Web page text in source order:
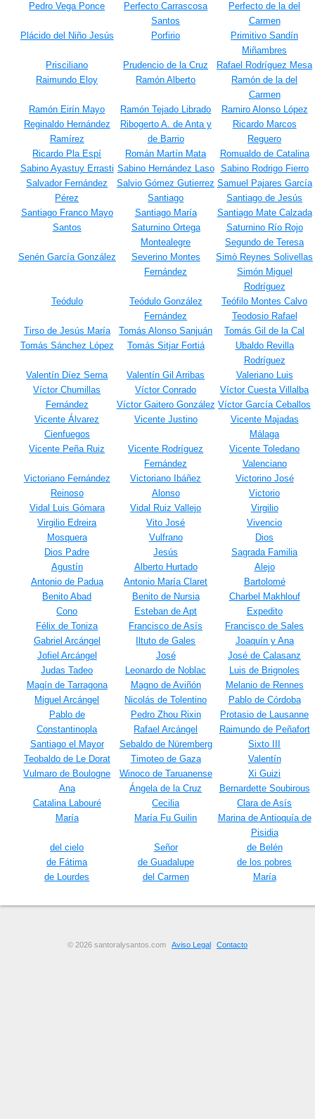
Pedro Vega Ponce
Perfecto Carrascosa
Santos
Perfecto de la del
Carmen
Plácido del Niño Jesús
Porfirio
Primitivo Sandín
Miñambres
Prisciliano
Prudencio de la Cruz
Rafael Rodríguez Mesa
Raimundo Eloy
Ramón Alberto
Ramón de la del
Carmen
Ramón Eirín Mayo
Ramón Tejado Librado
Ramiro Alonso López
Reginaldo Hernández
Ramírez
Ribogerto A. de Anta y
de Barrio
Ricardo Marcos
Reguero
Ricardo Pla Espí
Román Martín Mata
Romualdo de Catalina
Sabino Ayastuy Errasti Sabino Hernández Laso
Sabino Rodrigo Fierro
Salvador Fernández
Pérez
Salvio Gómez Gutierrez Samuel Pajares García
Santiago
Santiago de Jesús
Santiago Franco Mayo
Santiago María
Santiago Mate Calzada
Santos
Saturnino Ortega
Montealegre
Saturnino Río Rojo
Segundo de Teresa
Senén García González
Severino Montes
Fernández
Simò Reynes Solivellas
Simón Miguel
Rodríguez
Teódulo
Teódulo González
Fernández
Teófilo Montes Calvo
Teodosio Rafael
Tirso de Jesús María
Tomás Alonso Sanjuán
Tomás Gil de la Cal
Tomás Sánchez López
Tomás Sitjar Fortiá
Ubaldo Revilla
Rodríguez
Valentín Díez Serna
Valentín Gil Arribas
Valeriano Luis
Víctor Chumillas
Fernández
Víctor Conrado
Víctor Cuesta Villalba
Víctor Gaitero González Víctor García Ceballos
Vicente Álvarez
Cienfuegos
Vicente Justino
Vicente Majadas
Málaga
Vicente Peña Ruiz
Vicente Rodríguez
Fernández
Vicente Toledano
Valenciano
Victoriano Fernández
Reinoso
Victoriano Ibáñez
Alonso
Victorino José
Victorio
Vidal Luis Gómara
Vidal Ruiz Vallejo
Virgilio
Virgilio Edreira
Mosquera
Vito José
Vivencio
Vulfrano
Dios
Dios Padre
Jesús
Sagrada Familia
Agustín
Alberto Hurtado
Alejo
Antonio de Padua
Antonio María Claret
Bartolomé
Benito Abad
Benito de Nursia
Charbel Makhlouf
Cono
Esteban de Apt
Expedito
Félix de Toniza
Francisco de Asís
Francisco de Sales
Gabriel Arcángel
Iltuto de Gales
Joaquín y Ana
Jofiel Arcángel
José
José de Calasanz
Judas Tadeo
Leonardo de Noblac
Luis de Brignoles
Magín de Tarragona
Magno de Aviñón
Melanio de Rennes
Miguel Arcángel
Nicolás de Tolentino
Pablo de Córdoba
Pablo de
Constantinopla
Pedro Zhou Rixin
Protasio de Lausanne
Rafael Arcángel
Raimundo de Peñafort
Santiago el Mayor
Sebaldo de Nüremberg
Sixto III
Teobaldo de Le Dorat
Timoteo de Gaza
Valentín
Vulmaro de Boulogne
Winoco de Taruanense
Xi Guizi
Ana
Ángela de la Cruz
Bernardette Soubirous
Catalina Labouré
Cecilia
Clara de Asís
María
María Fu Guilin
Marina de Antioquía de
Pisidia
del cielo
Señor
de Belén
de Fátima
de Guadalupe
de los pobres
de Lourdes
del Carmen María
© 2026 santoralysantos.com Aviso Legal Contacto